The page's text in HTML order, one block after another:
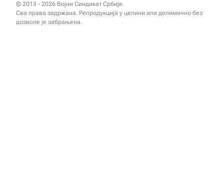
© 2013 - 2026 Војни Синдикат Србије.
Сва права задржана. Репродукција у целини или делимично без
дозволе је забрањена.